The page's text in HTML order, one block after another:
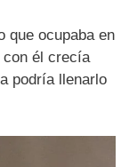
que ocupaba en
con él crecía
podría llenarlo